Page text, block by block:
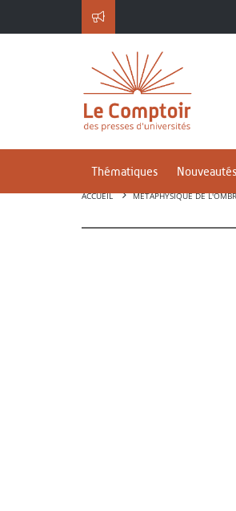
Thématiques Nouveautés
ACCUEIL MÉTAPHYSIQUE DE